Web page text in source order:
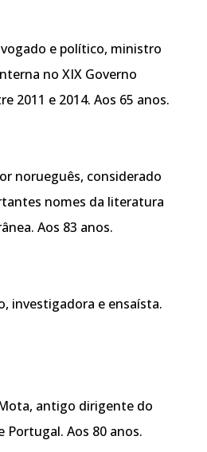
e político, ministro
no XIX Governo
2011 e 2014. Aos 65 anos.
norueguês, considerado
nomes da literatura
Aos 83 anos.
investigadora e ensaísta.
antigo dirigente do
Portugal. Aos 80 anos.